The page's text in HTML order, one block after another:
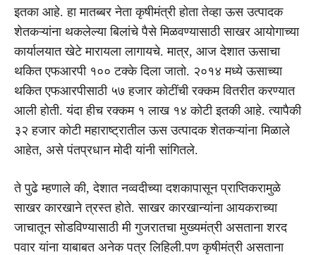
इतका आहे. हा मातब्बर नेता कृषीमंत्री होता तेव्हा ऊस उत्पादक
शेतकऱ्यांना थकलेल्या बिलांचे पैसे मिळवण्यासाठी साखर आयोगाच्या
कार्यालयात खेटे मारायला लागायचे. मात्र, आज देशात ऊसाचा
थकित एफआरपी १०० टक्के दिला जातो. २०१४ मध्ये ऊसाच्या
थकित एफआरपीसाठी ५७ हजार कोटींची रक्कम वितरीत करण्यात
आली होती. यंदा हीच रक्कम १ लाख १४ कोटी इतकी आहे. त्यापैकी
३२ हजार कोटी महाराष्ट्रातील ऊस उत्पादक शेतकऱ्यांना मिळाले
आहेत, असे पंतप्रधान मोदी यांनी सांगितले.
ते पुढे म्हणाले की, देशात नव्वदीच्या दशकापासून प्राप्तिकरामुळे
साखर कारखाने त्रस्त होते. साखर कारखान्यांना आयकराच्या
जाचातून सोडविण्यासाठी मी गुजरातचा मुख्यमंत्री असताना शरद
पवार यांना याबाबत अनेक पत्र लिहिली.पण कृषीमंत्री असताना